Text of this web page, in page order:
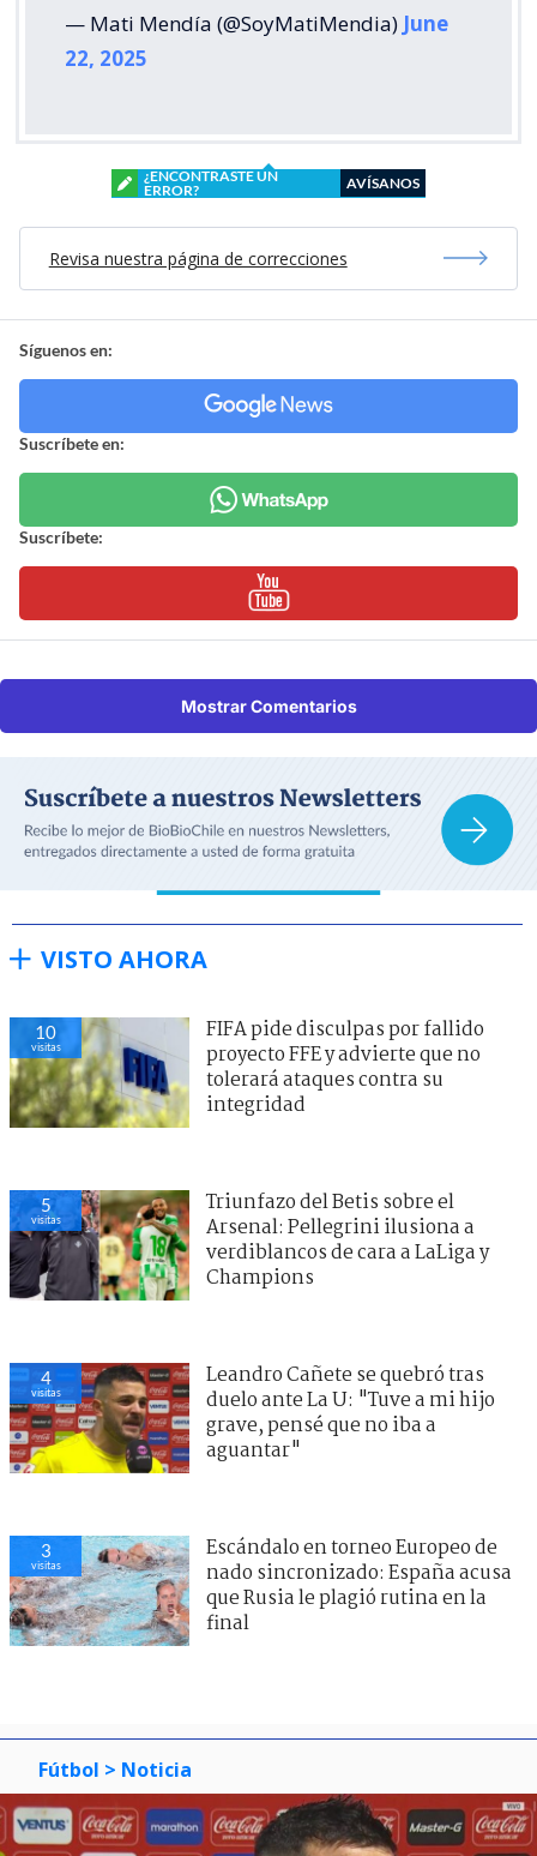
— Mati Mendía (@SoyMatiMendia) June
22, 2025
¿ENCONTRASTE UN
ERROR?
AVÍSANOS
Revisa nuestra página de correcciones
Síguenos en:
Suscríbete en:
Suscríbete:
Mostrar Comentarios
VISTO AHORA
10
visitas
FIFA pide disculpas por fallido
proyecto FFE y advierte que no
tolerará ataques contra su
integridad
5
visitas
Triunfazo del Betis sobre el
Arsenal: Pellegrini ilusiona a
verdiblancos de cara a LaLiga y
Champions
4
visitas
Leandro Cañete se quebró tras
duelo ante La U: "Tuve a mi hijo
grave, pensé que no iba a
aguantar"
3
visitas
Escándalo en torneo Europeo de
nado sincronizado: España acusa
que Rusia le plagió rutina en la
final
Fútbol > Noticia